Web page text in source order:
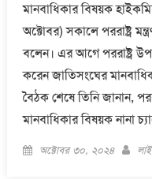
মানবাধিকার বিষয়ক
অক্টোবর) সকালে পররাষ্ট্র
বলেন। এর আগে পররাষ্ট্র
করেন জাতিসংঘের
বৈঠক শেষে তিনি জানান,
মানবাধিকার বিষয়ক নানা
Posted
অক্টোবর ৩০, ২০২৪